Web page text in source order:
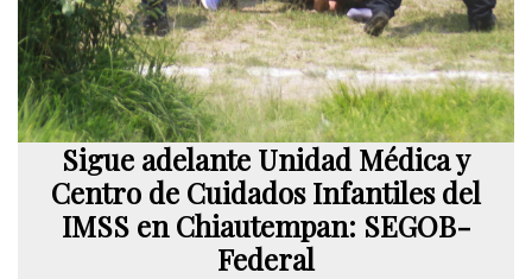
Sigue adelante Unidad Médica y
Centro de Cuidados Infantiles del
IMSS en Chiautempan: SEGOB-
Federal